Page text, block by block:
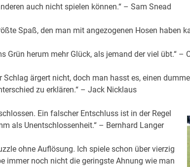
auch nicht spielen können.“ – Sam Snead
Spaß, den man mit angezogenen Hosen haben
Grün herum mehr Glück, als jemand der viel übt.“ –
Schlag ärgert nicht, doch man hasst es, einen
zu erklären.“ – Jack Nicklaus
Ein falscher Entschluss ist in der Regel
als Unentschlossenheit.“ – Bernhard Langer
ohne Auflösung. Ich spiele schon über vierzig
immer noch nicht die geringste Ahnung wie man